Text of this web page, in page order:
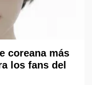
coreana más
los fans del